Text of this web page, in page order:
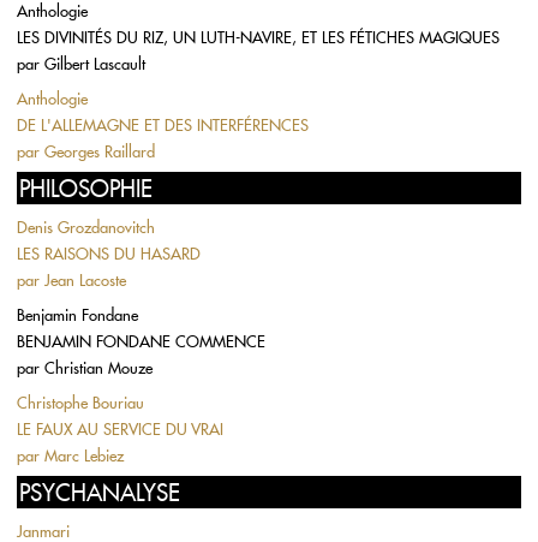
Anthologie
LES DIVINITÉS DU RIZ, UN LUTH-NAVIRE, ET LES FÉTICHES MAGIQUES
par Gilbert Lascault
Anthologie
DE L'ALLEMAGNE ET DES INTERFÉRENCES
par Georges Raillard
PHILOSOPHIE
Denis Grozdanovitch
LES RAISONS DU HASARD
par Jean Lacoste
Benjamin Fondane
BENJAMIN FONDANE COMMENCE
par Christian Mouze
Christophe Bouriau
LE FAUX AU SERVICE DU VRAI
par Marc Lebiez
PSYCHANALYSE
Janmari